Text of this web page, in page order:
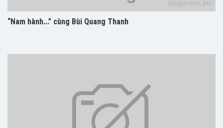
“Nam hành...” cùng Bùi Quang Thanh